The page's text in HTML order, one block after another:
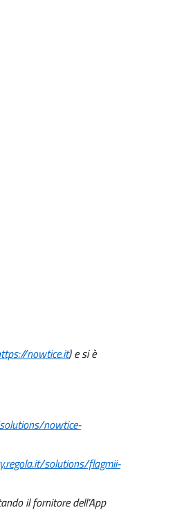
nowtice.it) e si è
nowtice-
solutions/flagmii-
il fornitore dell’App